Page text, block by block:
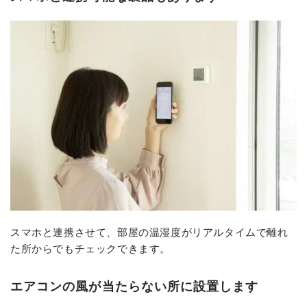
スマホと連携させて、部屋の温湿度がリアルタイムで離れ
た所からでもチェックできます。
エアコンの風が当たらない所に設置します